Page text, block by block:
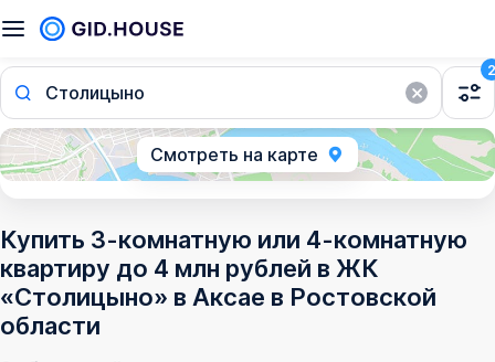
Столицыно
2
Смотреть на карте
Купить 3-комнатную или 4-комнатную
квартиру до 4 млн рублей в ЖК
«Столицыно» в Аксае в Ростовской
области